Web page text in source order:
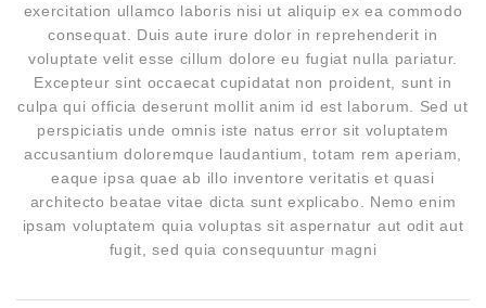
exercitation ullamco laboris nisi ut aliquip ex ea commodo
consequat. Duis aute irure dolor in reprehenderit in
voluptate velit esse cillum dolore eu fugiat nulla pariatur.
Excepteur sint occaecat cupidatat non proident, sunt in
culpa qui officia deserunt mollit anim id est laborum. Sed ut
perspiciatis unde omnis iste natus error sit voluptatem
accusantium doloremque laudantium, totam rem aperiam,
eaque ipsa quae ab illo inventore veritatis et quasi
architecto beatae vitae dicta sunt explicabo. Nemo enim
ipsam voluptatem quia voluptas sit aspernatur aut odit aut
fugit, sed quia consequuntur magni